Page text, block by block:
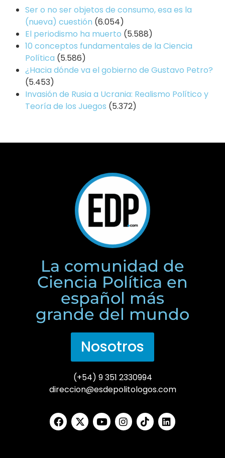
Ser o no ser objetos de consumo, esa es la
(nueva) cuestión (6.054)
El periodismo ha muerto (5.588)
10 conceptos fundamentales de la Ciencia
Política (5.586)
¿Hacia dónde va el gobierno de Gustavo Petro?
(5.453)
Invasión de Rusia a Ucrania: Realismo Político y
Teoría de los Juegos (5.372)
La comunidad de
Ciencia Política en
español más
grande del mundo
Nosotros
(+54) 9 351 2330994
direccion@esdepolitologos.com